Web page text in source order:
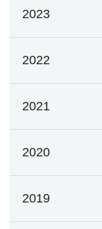
2023
2022
2021
2020
2019